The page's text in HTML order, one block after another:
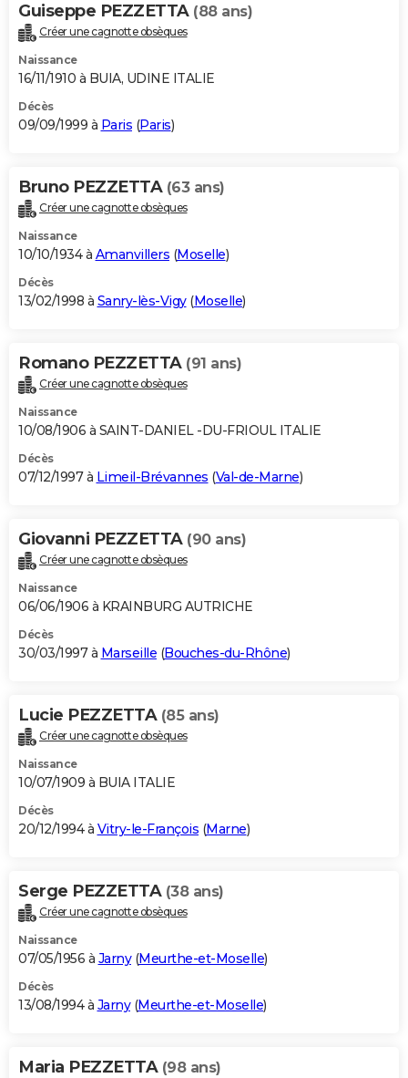
Guiseppe PEZZETTA (88 ans)
Créer une cagnotte obsèques
Naissance
16/11/1910 à BUIA, UDINE ITALIE
Décès
09/09/1999 à Paris (Paris)
Bruno PEZZETTA (63 ans)
Créer une cagnotte obsèques
Naissance
10/10/1934 à Amanvillers (Moselle)
Décès
13/02/1998 à Sanry-lès-Vigy(Moselle)
Romano PEZZETTA (91 ans)
Créer une cagnotte obsèques
Naissance
10/08/1906 à SAINT-DANIEL -DU-FRIOUL ITALIE
Décès
07/12/1997 à Limeil-Brévannes (Val-de-Marne)
Giovanni PEZZETTA (90 ans)
Créer une cagnotte obsèques
Naissance
06/06/1906 à KRAINBURG AUTRICHE
Décès
30/03/1997 à Marseille (Bouches-du-Rhône)
Lucie PEZZETTA (85 ans)
Créer une cagnotte obsèques
Naissance
10/07/1909 à BUIA ITALIE
Décès
20/12/1994 à Vitry-le-François (Marne)
Serge PEZZETTA (38 ans)
Créer une cagnotte obsèques
Naissance
07/05/1956 à Jarny(Meurthe-et-Moselle)
Décès
13/08/1994 à Jarny(Meurthe-et-Moselle)
Maria PEZZETTA (98 ans)